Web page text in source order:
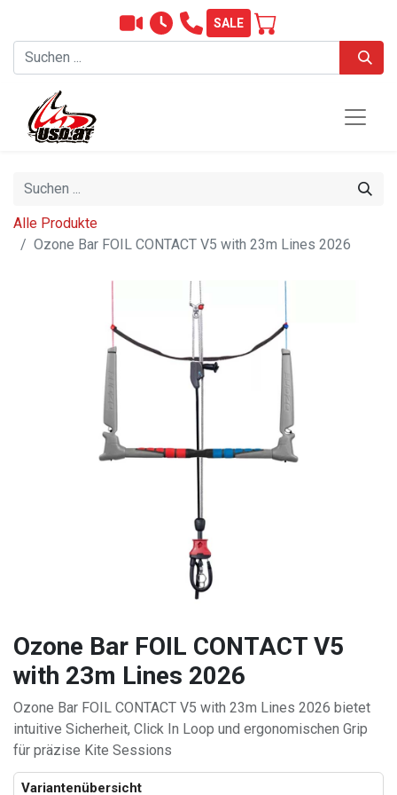
SALE
Alle Produkte
Ozone Bar FOIL CONTACT V5 with 23m Lines 2026
Ozone Bar FOIL CONTACT V5
with 23m Lines 2026
Ozone Bar FOIL CONTACT V5 with 23m Lines 2026 bietet
intuitive Sicherheit, Click In Loop und ergonomischen Grip
für präzise Kite Sessions
Variantenübersicht